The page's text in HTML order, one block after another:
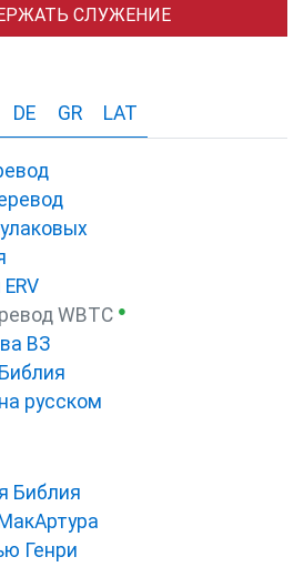
СЛУЖЕНИЕ
DE GR LAT
WBTC ●
ВЗ
русском
Библия
Генри